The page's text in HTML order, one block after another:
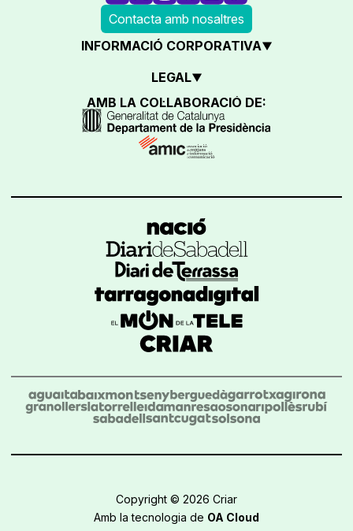
Contacta amb nosaltres
INFORMACIÓ CORPORATIVA
LEGAL
AMB LA COL·LABORACIÓ DE:
Copyright © 2026 Criar
Amb la tecnologia de OA Cloud